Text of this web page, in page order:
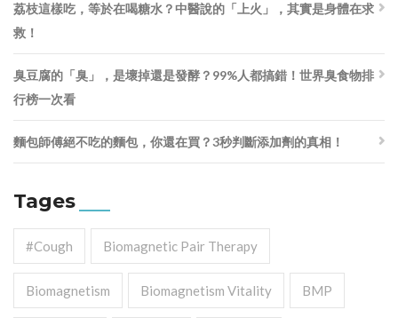
荔枝這樣吃，等於在喝糖水？中醫說的「上火」，其實是身體在求
救！
臭豆腐的「臭」，是壞掉還是發酵？99%人都搞錯！世界臭食物排
行榜一次看
麵包師傅絕不吃的麵包，你還在買？3秒判斷添加劑的真相！
Tages
#cough Biomagnetic Pair Therapy
Biomagnetism Biomagnetism Vitality BMP